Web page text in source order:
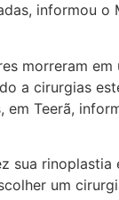
informou o
morreram
a cirurgias
em Teerã,
sua rinoplastia
um